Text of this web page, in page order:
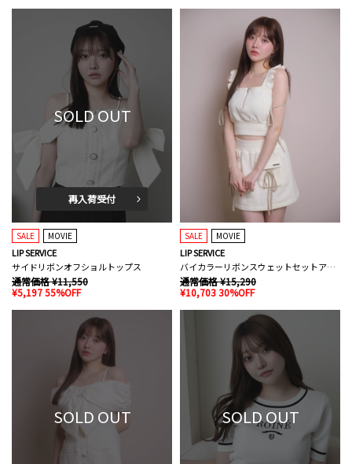
SOLD OUT
再入荷受付
SALE MOVIE
LIP SERVICE
サイドリボンオフショルトップス
通常価格 ¥11,550
¥5,197 55%OFF
SALE MOVIE
LIP SERVICE
バイカラーリボンスウェットセットアップ
通常価格 ¥15,290
¥10,703 30%OFF
SOLD OUT SOLD OUT